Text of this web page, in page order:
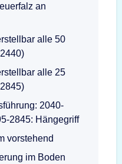
an
alle 50
alle 25
2040-
2845: Hängegriff
vorstehend
im Boden